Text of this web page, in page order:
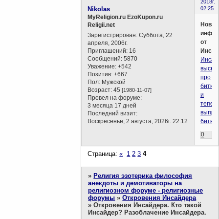
2018г.
02:25
Nikolas
MyReligion.ru EzoKupon.ru
Religii.net
Зарегистрирован: Суббота, 22
апреля, 2006г.
Приглашений: 16
Сообщений: 5870
Уважение: +542
Позитив: +667
Пол: Мужской
Возраст: 45[1980-11-07]
Провел на форуме:
3 месяца 17 дней
Последний визит:
Воскресенье, 2 августа, 2026г. 22:12
Новая
от
про
и
0
Страница:« 1 2 3 4
» Религия эзотерика философия
анекдоты и демотиваторы на
религиозном форуме - религиозные
форумы »Откровения Инсайдера
»Откровения Инсайдера. Кто такой
Инсайдер? Разоблачение Инсайдера.